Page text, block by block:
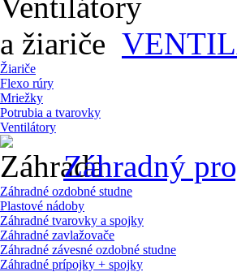
Žiariče
Flexo rúry
Mriežky
Potrubia a tvarovky
Ventilátory
Záhradný
Záhradné ozdobné studne
Plastové nádoby
Záhradné tvarovky a spojky
Záhradné zavlažovače
Záhradné závesné ozdobné studne
Záhradné prípojky + spojky